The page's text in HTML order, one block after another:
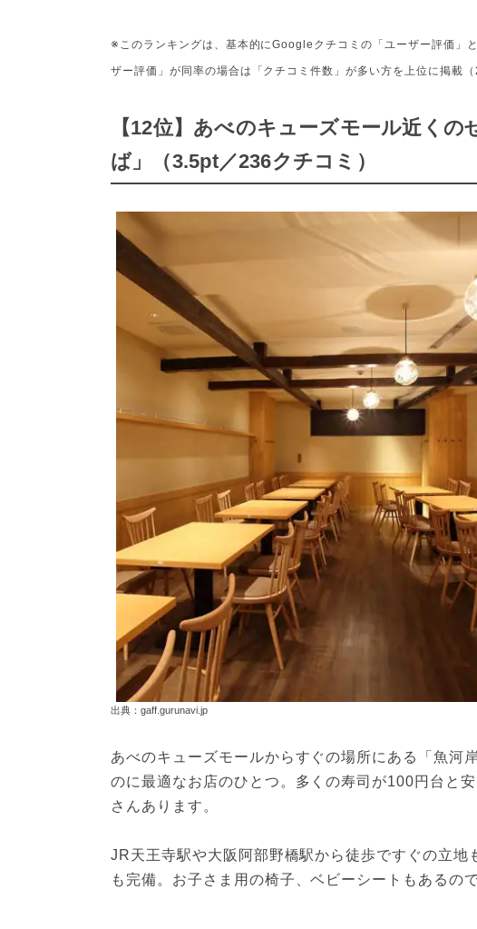
※このランキングは、基本的にGoogleクチコミの「ユーザー評価」
ザー評価」が同率の場合は「クチコミ件数」が多い方を上位に掲載
【12位】あべのキューズモール近く
ば」（3.5pt／236クチコミ）
出典：gaff.gurunavi.jp
あべのキューズモールからすぐの場所にある「魚河
のに最適なお店のひとつ。多くの寿司が100円台と
さんあります。
JR天王寺駅や大阪阿部野橋駅から徒歩ですぐの立
も完備。お子さま用の椅子、ベビーシートもあるの